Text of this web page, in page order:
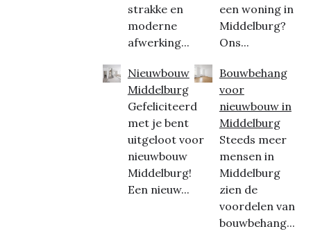
strakke en
moderne
afwerking...
Nieuwbouw
Middelburg
Gefeliciteerd
met je bent
uitgeloot voor
nieuwbouw
Middelburg!
Een nieuw...
een woning in
Middelburg?
Ons...
Bouwbehang
voor
nieuwbouw in
Middelburg
Steeds meer
mensen in
Middelburg
zien de
voordelen van
bouwbehang...